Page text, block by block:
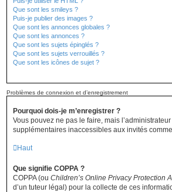
Que sont les smileys ?
Puis-je publier des images ?
Que sont les annonces globales ?
Que sont les annonces ?
Que sont les sujets épinglés ?
Que sont les sujets verrouillés ?
Que sont les icônes de sujet ?
Problèmes de connexion et d’enregistrement
Pourquoi dois-je m’enregistrer ?
Vous pouvez ne pas le faire, mais
supplémentaires inaccessibles aux invités
Haut
Que signifie COPPA ?
COPPA (ou Children’s Online Privacy Protection
d’un tuteur légal) pour la collecte de ces